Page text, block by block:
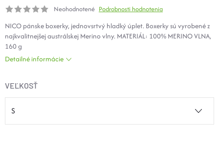
CYKLISTIKA
Značky
Podmienky ochrany osobných údajov
Kontakty
Veľkostné tabuľky
Výmena a vrátenie
Reklamácie
Neohodnotené Podrobnosti hodnotenia
NICO pánske boxerky, jednovsrtvý hladký úplet. Boxerky sú vyrobené z
najkvalitnejšej austrálskej Merino vlny. MATERIÁL: 100% MERINO VLNA,
160 g
Detailné informácie
VEĽKOSŤ